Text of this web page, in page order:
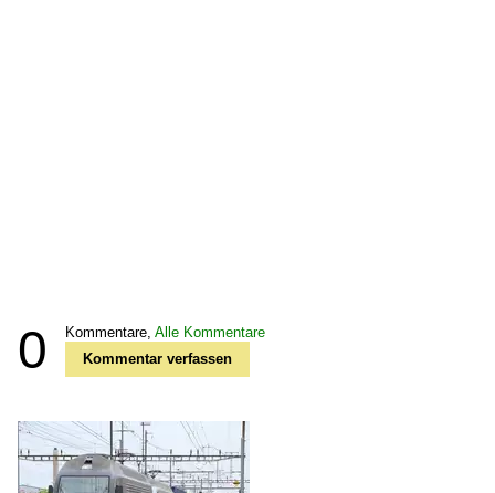
0 Kommentare, Alle Kommentare
Kommentar verfassen